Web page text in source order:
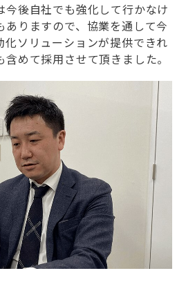
今後自社でも強化して行かなけ
ありますので、協業を通して今
化ソリューションが提供できれ
めて採用させて頂きました。